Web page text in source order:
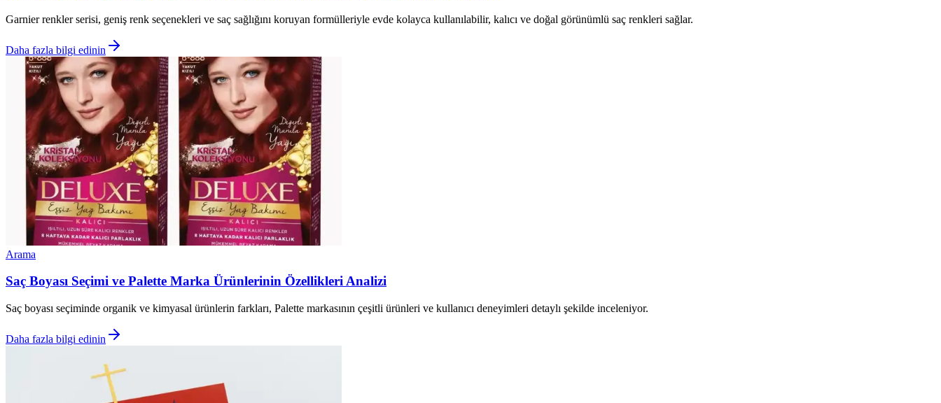
Garnier renkler serisi, geniş renk seçenekleri ve saç sağlığını koruyan formülleriyle evde kolayca kullanılabilir, kalıcı ve doğal görünümlü saç renkleri sağlar.
Daha fazla bilgi edinin
Arama
Saç Boyası Seçimi ve Palette Marka Ürünlerinin Özellikleri Analizi
Saç boyası seçiminde organik ve kimyasal ürünlerin farkları, Palette markasının çeşitli ürünleri ve kullanıcı deneyimleri detaylı şekilde inceleniyor.
Daha fazla bilgi edinin